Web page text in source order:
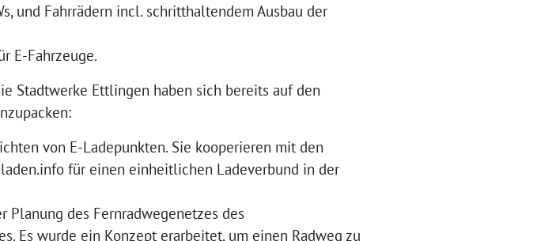
und Fahrrädern incl. schritthaltendem Ausbau der
E-Fahrzeuge.
Stadtwerke Ettlingen haben sich bereits auf den
von E-Ladepunkten. Sie kooperieren mit den
für einen einheitlichen Ladeverbund in der
Planung des Fernradwegenetzes des
Es wurde ein Konzept erarbeitet, um einen Radweg zu